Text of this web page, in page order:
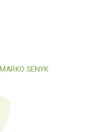
MARKO SENYK